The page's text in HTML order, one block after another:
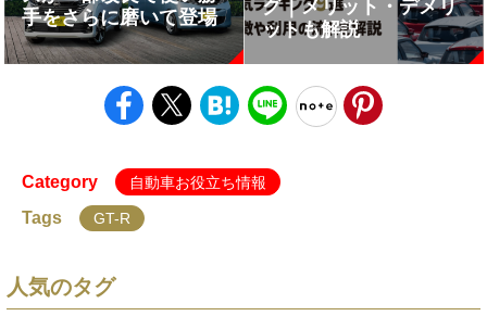
手をさらに磨いて登場
グ｜メリット・デメリ
ットも解説
Category 自動車お役立ち情報
Tags GT-R
人気のタグ